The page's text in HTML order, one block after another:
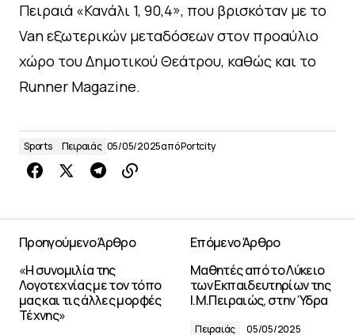
Πειραιά «Κανάλι 1, 90,4», που βρισκόταν με το
Van εξωτερικών μεταδόσεων στον προαύλιο
χώρο του Δημοτικού Θεάτρου, καθώς και το
Runner Magazine.
Sports Πειραιάς 05/05/2025απόPortcity
Προηγούμενο Άρθρο
«Η συνομιλία της
Λογοτεχνίας με τον τόπο
μας και τις άλλες μορφές
Τέχνης»
Επόμενο Άρθρο
Μαθητές από το Λύκειο
των Εκπαιδευτηρίων της
Ι.Μ.Πειραιώς, στην Ύδρα
Πειραιάς 05/05/2025